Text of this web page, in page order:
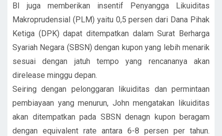
BI juga memberikan insentif Penyangga Likuiditas
Makroprudensial (PLM) yaitu 0,5 persen dari Dana Pihak
Ketiga (DPK) dapat ditempatkan dalam Surat Berharga
Syariah Negara (SBSN) dengan kupon yang lebih menarik
sesuai dengan jatuh tempo yang rencananya akan
direlease minggu depan.
Seiring dengan pelonggaran likuiditas dan permintaan
pembiayaan yang menurun, John mengatakan likuiditas
akan ditempatkan pada SBSN denagn kupon beragam
dengan equivalent rate antara 6-8 persen per tahun.